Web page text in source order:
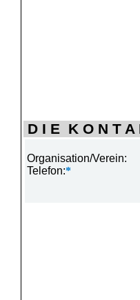
D I E K O N T
Organisation/Verein:
Telefon:*